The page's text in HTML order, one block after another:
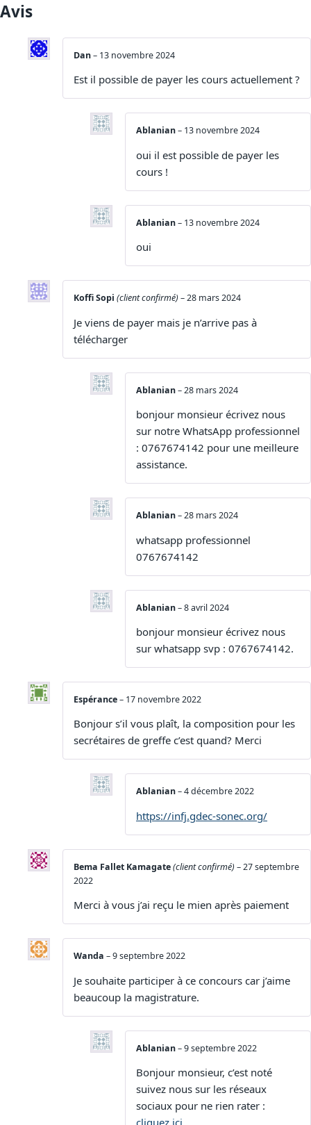
Avis
Dan– 13 novembre 2024
Est il possible de payer les cours actuellement ?
Ablanian– 13 novembre 2024
oui il est possible de payer les
cours !
Ablanian– 13 novembre 2024
oui
Koffi Sopi (client confirmé) –28 mars 2024
Je viens de payer mais je n’arrive pas à
télécharger
Ablanian–28 mars 2024
bonjour monsieur écrivez nous
sur notre WhatsApp professionnel
: 0767674142 pour une meilleure
assistance.
Ablanian–28 mars 2024
whatsapp professionnel
0767674142
Ablanian–8 avril 2024
bonjour monsieur écrivez nous
sur whatsapp svp : 0767674142.
Espérance– 17 novembre 2022
Bonjour s’il vous plaît, la composition pour les
secrétaires de greffe c’est quand? Merci
Ablanian–4 décembre 2022
https://infj.gdec-sonec.org/
Bema Fallet Kamagate(client confirmé) –27 septembre
2022
Merci à vous j’ai reçu le mien après paiement
Wanda –9 septembre 2022
Je souhaite participer à ce concours car j’aime
beaucoup la magistrature.
Ablanian–9 septembre 2022
Bonjour monsieur, c’est noté
suivez nous sur les réseaux
sociaux pour ne rien rater :